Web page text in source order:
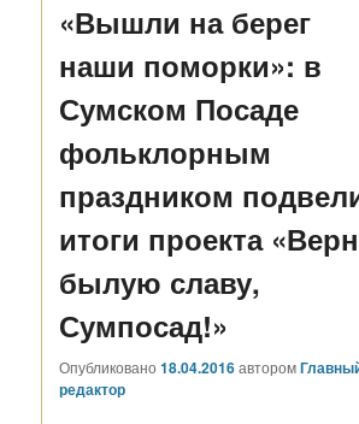
«Вышли на берег
наши поморки»: в
Сумском Посаде
фольклорным
праздником
итоги проекта
былую славу,
Сумпосад!»
Опубликовано18.04.2016автором
редактор